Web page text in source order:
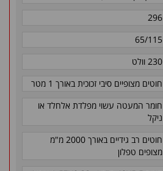
296
65/115
230 וולט
חוטים מצופיים סיבי זכוכית באורך 1 מטר
חומר המעטה עשוי מפלדת אלחלד או
ניקל
חוטים רב גידיים באורך 2000 מ"מ
מצופים טפלון